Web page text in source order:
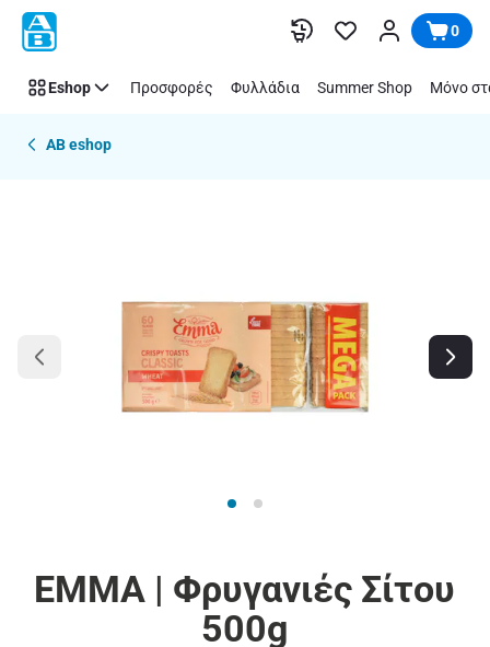
Παράλειψη 0
Eshop Προσφορές Φυλλάδια Summer Shop Μόνο
AB eshop
EMMA | Φρυγανιές Σίτου
500g